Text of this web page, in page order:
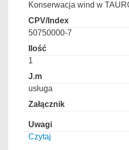
Konserwacja wind w
50750000-7
1
usługa
Czytaj